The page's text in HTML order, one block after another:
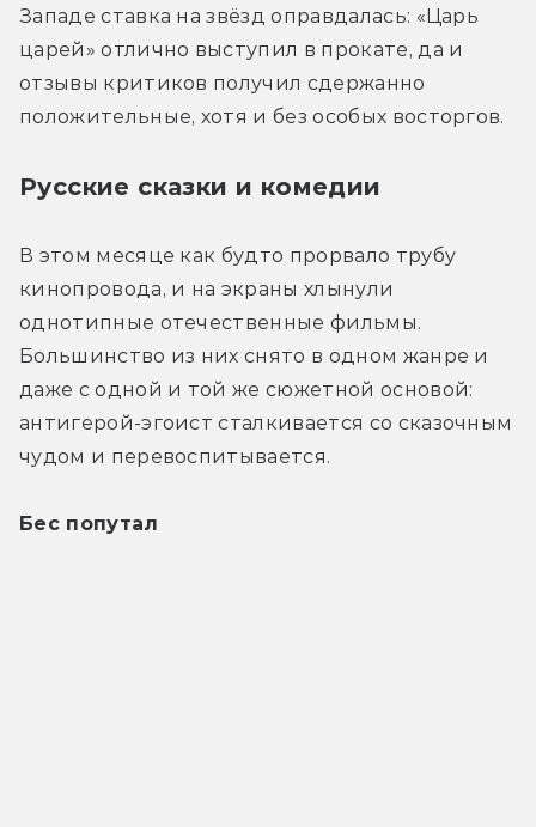
Западе ставка на звёзд оправдалась: «Царь
царей» отлично выступил в прокате, да и
отзывы критиков получил сдержанно
положительные, хотя и без особых восторгов.
Русские сказки и комедии
В этом месяце как будто прорвало трубу
кинопровода, и на экраны хлынули
однотипные отечественные фильмы.
Большинство из них снято в одном жанре и
даже с одной и той же сюжетной основой:
антигерой-эгоист сталкивается со сказочным
чудом и перевоспитывается.
Бес попутал